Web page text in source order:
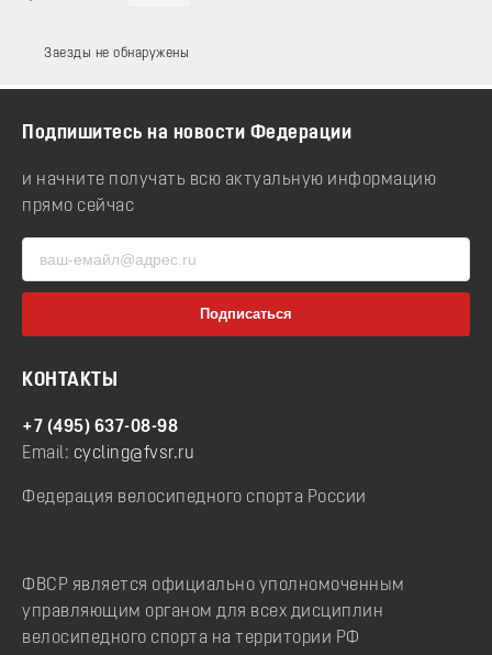
Заезды не обнаружены
Подпишитесь на новости Федерации
и начните получать всю актуальную информацию
прямо сейчас
КОНТАКТЫ
+7 (495) 637-08-98
Email: cycling@fvsr.ru
Федерация велосипедного спорта России
ФВСР является официально уполномоченным
управляющим органом для всех дисциплин
велосипедного спорта на территории РФ